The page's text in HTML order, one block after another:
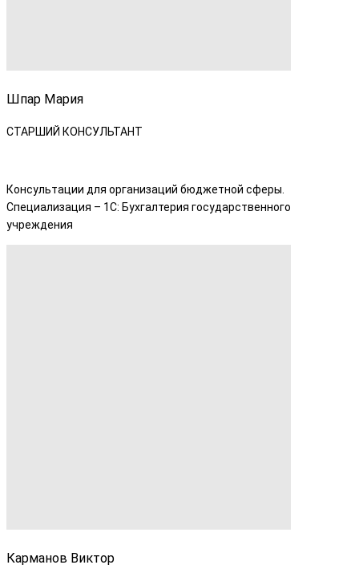
Шпар Мария
СТАРШИЙ КОНСУЛЬТАНТ
Консультации для организаций бюджетной сферы.
Специализация – 1С: Бухгалтерия государственного
учреждения
Карманов Виктор